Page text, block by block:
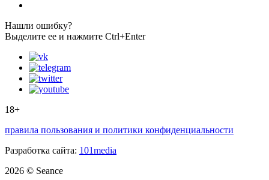
Нашли ошибку?
Выделите ее и нажмите Ctrl+Enter
18+
правила пользования и политики конфиденциальности
Разработка сайта: 101media
2026 © Seance